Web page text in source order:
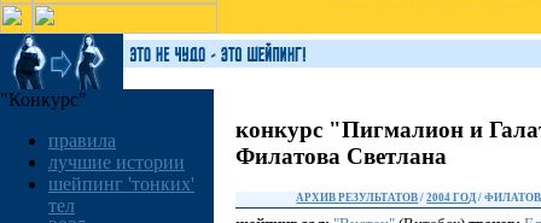
"Конкурс"
правила
лучшие истории
шейпинг 'тонких'
тел
конкурс "Пигмалион и
Филатова Светлана
АРХИВ РЕЗУЛЬТАТОВ /2004 ГОД /